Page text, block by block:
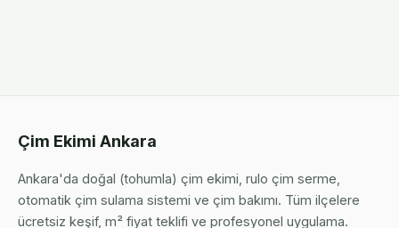
Çim Ekimi Ankara
Ankara'da doğal (tohumla) çim ekimi, rulo çim serme,
otomatik çim sulama sistemi ve çim bakımı. Tüm ilçelere
ücretsiz keşif, m² fiyat teklifi ve profesyonel uygulama.